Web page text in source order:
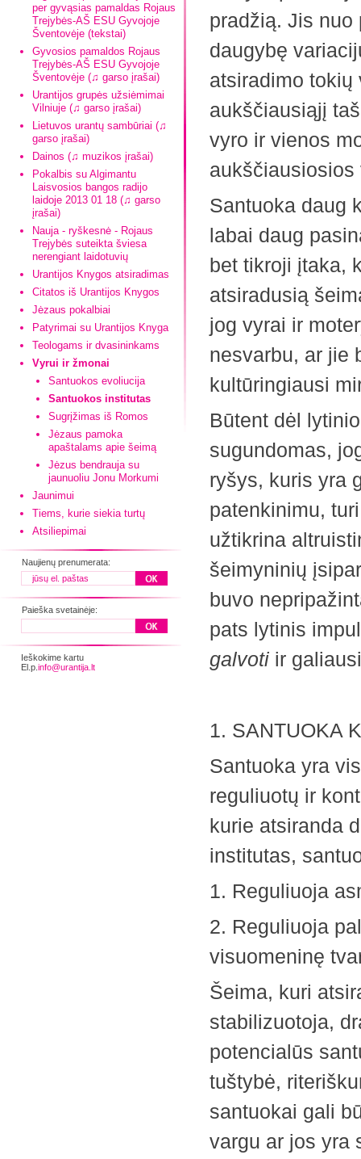
per gyvąsias pamaldas Rojaus
Trejybės-AŠ ESU Gyvojoje
Šventovėje (tekstai)
Gyvosios pamaldos Rojaus
Trejybės-AŠ ESU Gyvojoje
Šventovėje (♫ garso įrašai)
Urantijos grupės užsiėmimai
Vilniuje (♫ garso įrašai)
Lietuvos urantų sambūriai (♫
garso įrašai)
Dainos (♫ muzikos įrašai)
Pokalbis su Algimantu
Laisvosios bangos radijo
laidoje 2013 01 18 (♫ garso
įrašai)
Nauja - ryškesnė - Rojaus
Trejybės suteikta šviesa
nerengiant laidotuvių
Urantijos Knygos atsiradimas
Citatos iš Urantijos Knygos
Jėzaus pokalbiai
Patyrimai su Urantijos Knyga
Teologams ir dvasininkams
Vyrui ir žmonai
Santuokos evoliucija
Santuokos institutas
Sugrįžimas iš Romos
Jėzaus pamoka
apaštalams apie šeimą
Jėzus bendrauja su
jaunuoliu Jonu Morkumi
Jaunimui
Tiems, kurie siekia turtų
Atsiliepimai
Naujienų prenumerata:
Paieška svetainėje:
Ieškokime kartu
El.p. info@urantija.lt
pradžią. Jis nuo
daugybę
atsiradimo tokių
aukščiausiąjį
vyro ir vienos
Santuoka daug
labai daug
bet tikroji įtaka,
atsiradusią
jog vyrai ir
nesvarbu, ar jie
kultūringiausi
Būtent dėl
sugundomas,
ryšys, kuris yra
patenkinimu,
užtikrina
šeimyninių
buvo
pats lytinis
galvoti ir
1. SANTUOKA
Santuoka yra
reguliuotų ir
kurie atsiranda
institutas,
1. Reguliuoja
2. Reguliuoja
visuomeninę
Šeima, kuri
stabilizuotoja,
potencialūs
tuštybė,
santuokai gali
vargu ar jos yra